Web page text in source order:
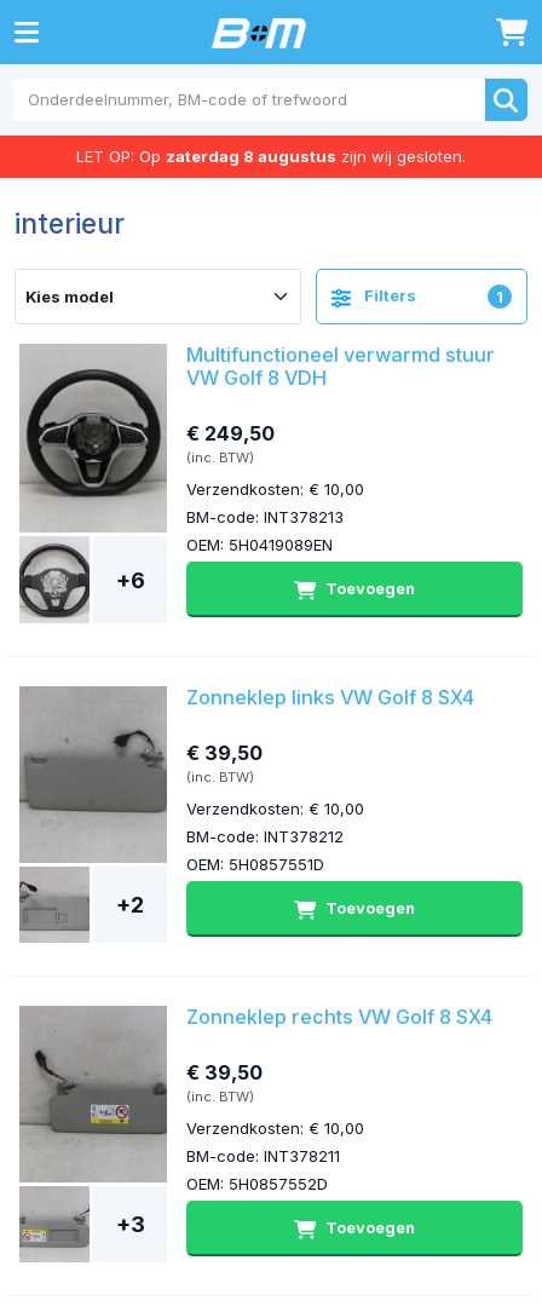
0
LET OP: Op zaterdag 8 augustus zijn wij gesloten.
interieur
Filters 1
+6
Multifunctioneel verwarmd stuur
VW Golf 8 VDH
€ 249,50
(inc. BTW)
Verzendkosten: € 10,00
BM-code: INT378213
OEM: 5H0419089EN
Toevoegen
+2
Zonneklep links VW Golf 8 SX4
€ 39,50
(inc. BTW)
Verzendkosten: € 10,00
BM-code: INT378212
OEM: 5H0857551D
Toevoegen
+3
Zonneklep rechts VW Golf 8 SX4
€ 39,50
(inc. BTW)
Verzendkosten: € 10,00
BM-code: INT378211
OEM: 5H0857552D
Toevoegen